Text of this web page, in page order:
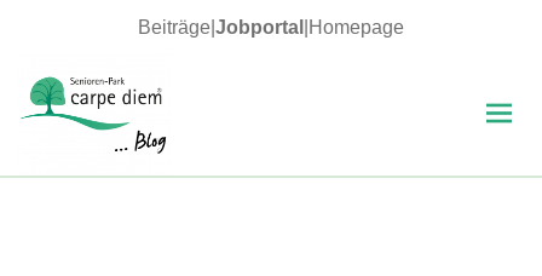
Beiträge Jobportal Homepage